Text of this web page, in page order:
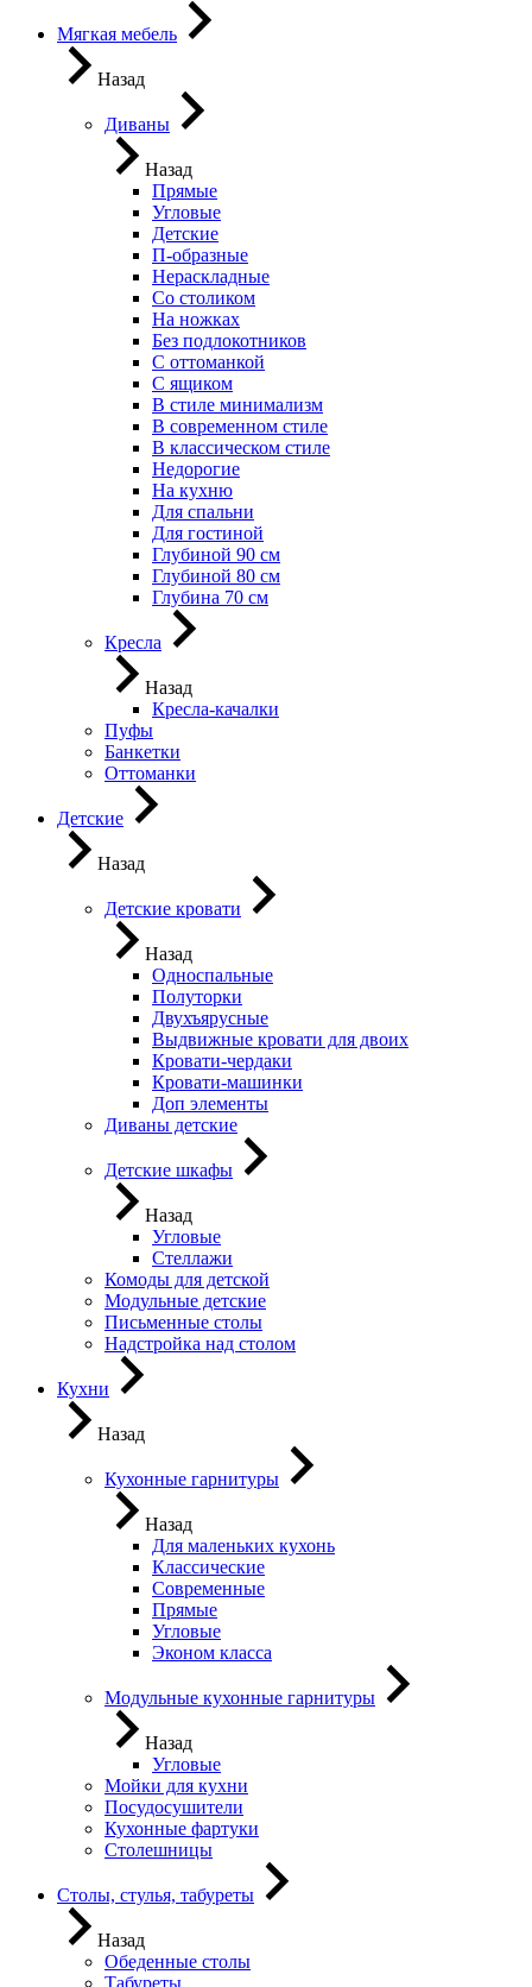
Мягкая мебель
Назад
Диваны
Назад
Прямые
Угловые
Детские
П-образные
Нераскладные
Со столиком
На ножках
Без подлокотников
С оттоманкой
С ящиком
В стиле минимализм
В современном стиле
В классическом стиле
Недорогие
На кухню
Для спальни
Для гостиной
Глубиной 90 см
Глубиной 80 см
Глубина 70 см
Кресла
Назад
Кресла-качалки
Пуфы
Банкетки
Оттоманки
Детские
Назад
Детские кровати
Назад
Односпальные
Полуторки
Двухъярусные
Выдвижные кровати для двоих
Кровати-чердаки
Кровати-машинки
Доп элементы
Диваны детские
Детские шкафы
Назад
Угловые
Стеллажи
Комоды для детской
Модульные детские
Письменные столы
Надстройка над столом
Кухни
Назад
Кухонные гарнитуры
Назад
Для маленьких кухонь
Классические
Современные
Прямые
Угловые
Эконом класса
Модульные кухонные гарнитуры
Назад
Угловые
Мойки для кухни
Посудосушители
Кухонные фартуки
Столешницы
Столы, стулья, табуреты
Назад
Обеденные столы
Табуреты